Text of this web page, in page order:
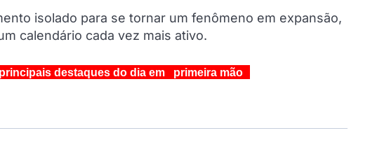
isolado para se tornar um fenômeno em expansão,
calendário cada vez mais ativo.
destaques do dia em primeira mão